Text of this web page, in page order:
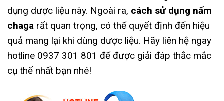
dụng dược liệu này. Ngoài ra, cách sử dụng nấm
chaga rất quan trọng, có thể quyết định đến hiệu
quả mang lại khi dùng dược liệu. Hãy liên hệ ngay
hotline 0937 301 801 để được giải đáp thắc mắc
cụ thể nhất bạn nhé!